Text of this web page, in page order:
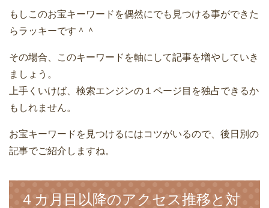
もしこのお宝キーワードを偶然にでも見つける事ができた
らラッキーです＾＾
その場合、このキーワードを軸にして記事を増やしていき
ましょう。
上手くいけば、検索エンジンの１ページ目を独占できるか
もしれません。
お宝キーワードを見つけるにはコツがいるので、後日別の
記事でご紹介しますね。
４カ月目以降のアクセス推移と対